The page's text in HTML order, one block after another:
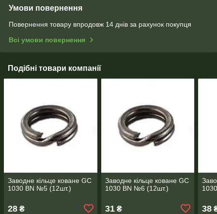
Умови повернення
Повернення товару впродовж 14 днів за рахунок покупця
Всі умови повернення
Подібні товари компанії
Заводне кільце коване GC
1030 BN №5 (12шт.)
28 ₴
Заводне кільце коване GC
1030 BN №6 (12шт.)
31₴ 38